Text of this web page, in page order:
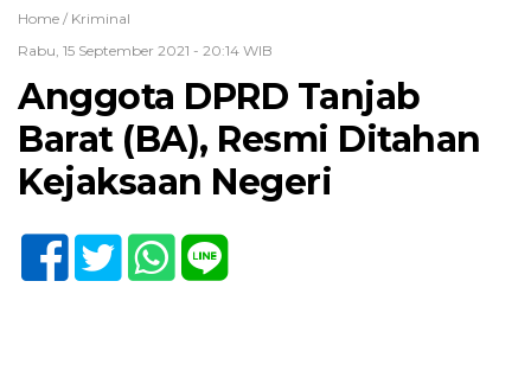
Home / Kriminal
Rabu, 15 September 2021 - 20:14 WIB
Anggota DPRD Tanjab
Barat (BA), Resmi Ditahan
Kejaksaan Negeri